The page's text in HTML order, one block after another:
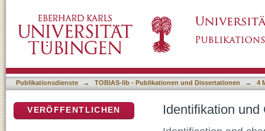
Publikationsdienste → TOBIAS-lib - Publikationen und Dissertationen → 4
Identifikation
VERÖFFENTLICHEN